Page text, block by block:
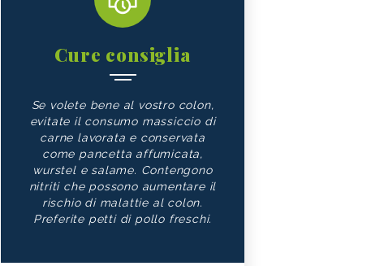
Cure consiglia
Se volete bene al vostro colon,
evitate il consumo massiccio di
carne lavorata e conservata
come pancetta affumicata,
wurstel e salame. Contengono
nitriti che possono aumentare il
rischio di malattie al colon.
Preferite petti di pollo freschi.